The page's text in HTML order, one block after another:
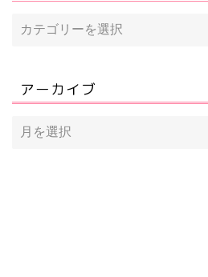
アーカイブ